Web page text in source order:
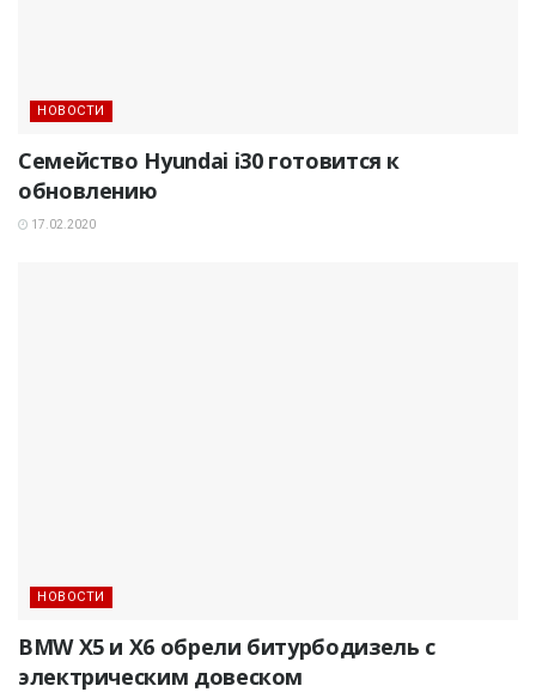
НОВОСТИ
Семейство Hyundai i30 готовится к
обновлению
17.02.2020
НОВОСТИ
BMW X5 и X6 обрели битурбодизель с
электрическим довеском